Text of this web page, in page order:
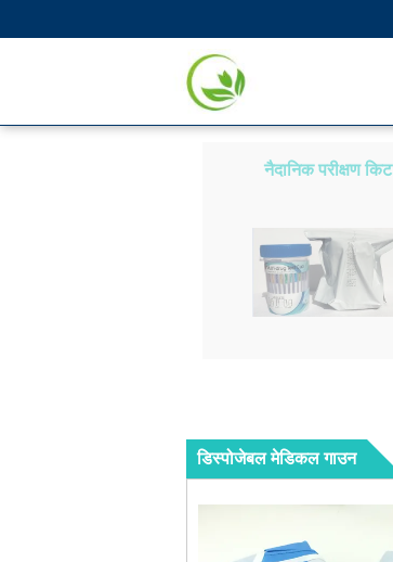
नैदानिक ​​परीक्षण किट
डिस्पोजेबल मेडिकल गाउन